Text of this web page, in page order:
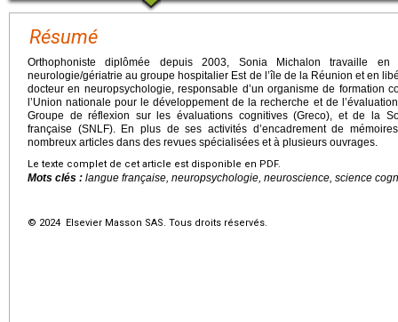
Résumé
Orthophoniste diplômée depuis 2003, Sonia Michalon travaille
neurologie/gériatrie au groupe hospitalier Est de l’île de la Réunion et en
docteur en neuropsychologie, responsable d’un organisme de formation
l’Union nationale pour le développement de la recherche et de
Groupe de réflexion sur les évaluations cognitives (Greco), et de la
française (SNLF). En plus de ses activités d’encadrement de
nombreux articles dans des revues spécialisées et à plusieurs ouvrages.
Le texte complet de cet article est disponible en PDF.
Mots clés : langue française, neuropsychologie, neuroscience, science
© 2024 Elsevier Masson SAS. Tous droits réservés.